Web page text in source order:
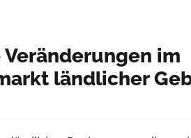
im
ländlicher